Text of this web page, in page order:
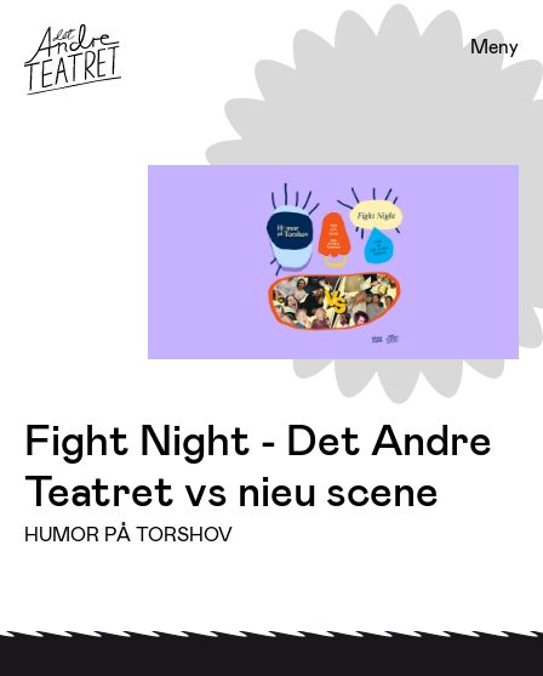
Meny
Fight Night - Det Andre
Teatret vs nieu scene
HUMOR PÅ TORSHOV